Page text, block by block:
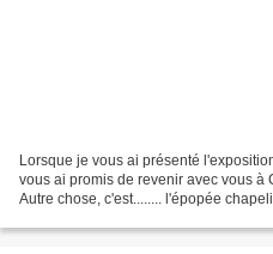
Lorsque je vous ai présenté
vous ai promis de revenir avec vous à
Autre chose, c'est........ l'épopée